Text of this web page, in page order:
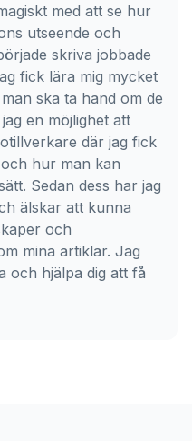
med att se hur
utseende och
skriva jobbade
fick lära mig mycket
ska ta hand om de
en möjlighet att
där jag fick
hur man kan
Sedan dess har jag
älskar att kunna
och
mina artiklar. Jag
och hjälpa dig att få